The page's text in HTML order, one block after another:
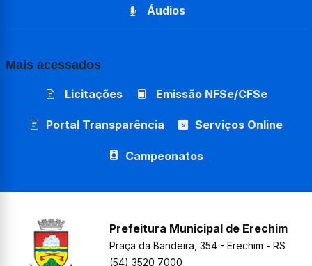
Áudios
Mais acessados
Licitações Emissão NFSe/CFSe
Portal Transparência Serviços Online
Campeonatos
Prefeitura Municipal de Erechim
Praça da Bandeira, 354 - Erechim - RS
(54) 3520 7000